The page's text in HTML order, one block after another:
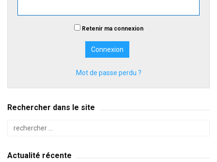
Retenir ma connexion
Mot de passe perdu ?
Rechercher dans le site
Actualité récente